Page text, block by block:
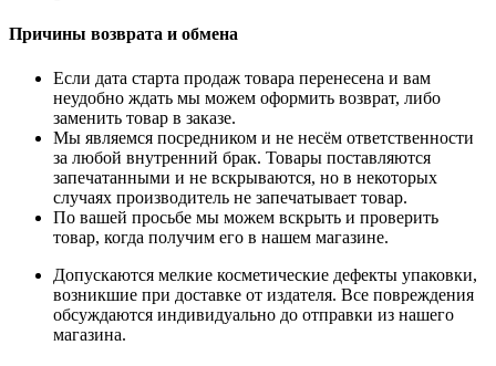
Причины возврата и обмена
Если дата старта продаж товара перенесена и вам
неудобно ждать мы можем оформить возврат, либо
заменить товар в заказе.
Мы являемся посредником и не несём ответственности
за любой внутренний брак. Товары поставляются
запечатанными и не вскрываются, но в некоторых
случаях производитель не запечатывает товар.
По вашей просьбе мы можем вскрыть и проверить
товар, когда получим его в нашем магазине.
Допускаются мелкие косметические дефекты упаковки,
возникшие при доставке от издателя. Все повреждения
обсуждаются индивидуально до отправки из нашего
магазина.